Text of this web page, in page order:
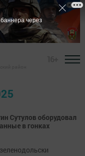
Сутулов оборудовал
в гонках
через